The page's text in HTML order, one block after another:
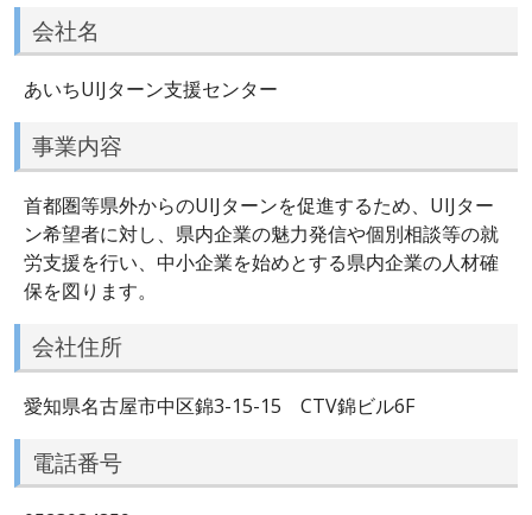
会社名
あいちUIJターン支援センター
事業内容
首都圏等県外からのUIJターンを促進するため、UIJター
ン希望者に対し、県内企業の魅力発信や個別相談等の就
労支援を行い、中小企業を始めとする県内企業の人材確
保を図ります。
会社住所
愛知県名古屋市中区錦3-15-15 CTV錦ビル6F
電話番号